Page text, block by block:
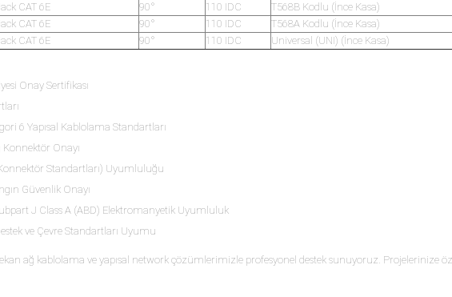
CAT 6E 90° 110 IDC
T568B Kodlu (İnce Kasa)
CAT 6E 90° 110 IDC
T568A Kodlu (İnce Kasa)
CAT 6E 90° 110 IDC Universal (UNI) (İnce Kasa)
Onay Sertifikası
6 Yapısal Kablolama Standartları
Onayı
Standartları) Uyumluluğu
Güvenlik Onayı
J Class A (ABD) Elektromanyetik Uyumluluk
ve Çevre Standartları Uyumu
ağ kablolama ve yapısal network çözümlerimizle profesyonel destek sunuyoruz. Projelerinize